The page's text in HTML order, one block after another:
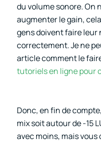
du volume sonore. On
augmenter le gain,
gens doivent faire leur
correctement. Je ne
article comment le
tutoriels en ligne pour
Donc, en fin de
mix soit autour de -15
avec moins, mais vous